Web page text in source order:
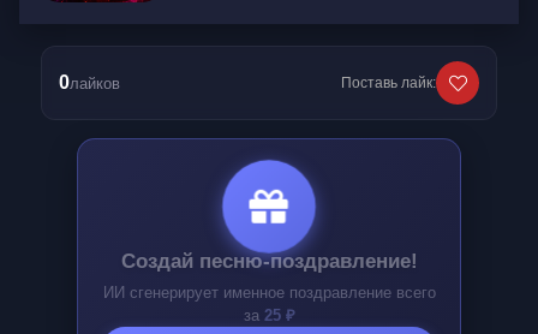
0лайков Поставь лайк:
Создай свою песню!
Генерация профессиональной музыки всего
за 25 ₽